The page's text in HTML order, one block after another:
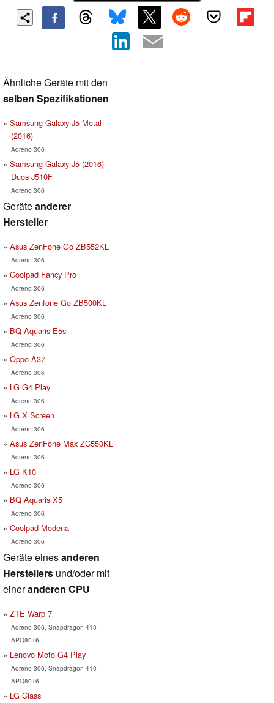
Ähnliche Geräte mit den
selben Spezifikationen
Samsung Galaxy J5 Metal
(2016)
Adreno 306
Samsung Galaxy J5 (2016)
Duos J510F
Adreno 306
Geräteanderer
Hersteller
Asus ZenFone Go ZB552KL
Adreno 306
Coolpad Fancy Pro
Adreno 306
Asus Zenfone Go ZB500KL
Adreno 306
BQ Aquaris E5s
Adreno 306
Oppo A37
Adreno 306
LG G4 Play
Adreno 306
LG X Screen
Adreno 306
Asus ZenFone Max ZC550KL
Adreno 306
LG K10
Adreno 306
BQ Aquaris X5
Adreno 306
Coolpad Modena
Adreno 306
Geräte einesanderen
Herstellers und/oder mit
eineranderen CPU
ZTE Warp 7
Adreno 306, Snapdragon 410
APQ8016
Lenovo Moto G4 Play
Adreno 306, Snapdragon 410
APQ8016
LG Class